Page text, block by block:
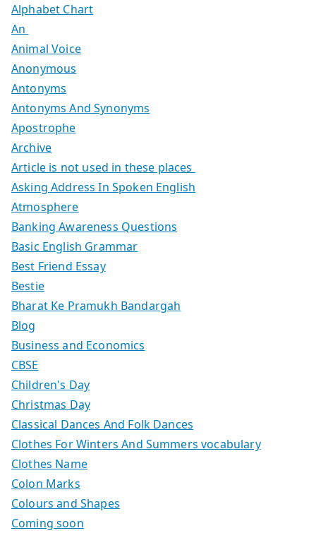
Alphabet Chart
An
Animal Voice
Anonymous
Antonyms
Antonyms And Synonyms
Apostrophe
Archive
Article is not used in these places
Asking Address In Spoken English
Atmosphere
Banking Awareness Questions
Basic English Grammar
Best Friend Essay
Bestie
Bharat Ke Pramukh Bandargah
Blog
Business and Economics
CBSE
Children's Day
Christmas Day
Classical Dances And Folk Dances
Clothes For Winters And Summers vocabulary
Clothes Name
Colon Marks
Colours and Shapes
Coming soon